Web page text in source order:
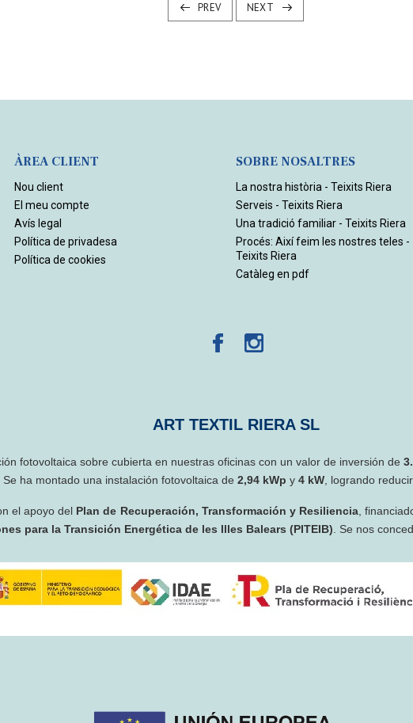
PREV NEXT
ÀREA CLIENT
Nou client
El meu compte
Avís legal
Política de privadesa
Política de cookies
SOBRE NOSALTRES
La nostra història - Teixits Riera
Serveis - Teixits Riera
Una tradició familiar - Teixits Riera
Procés: Així feim les nostres teles -
Teixits Riera
Catàleg en pdf
ART TEXTIL RIERA SL
fotovoltaica sobre cubierta en nuestras oficinas con un valor de inversión de
ha montado una instalación fotovoltaica de 2,94 kWp y 4 kW, logrando
el apoyo del Plan de Recuperación, Transformación y Resiliencia,
para la Transición Energética de les Illes Balears (PITEIB). Se nos